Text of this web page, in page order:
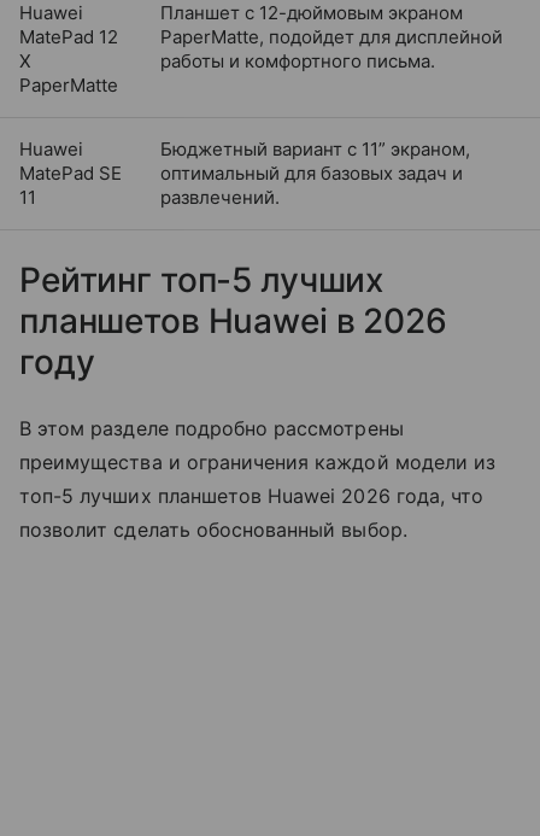
Huawei
MatePad 12
X
PaperMatte
Планшет с 12-дюймовым экраном
PaperMatte, подойдет для дисплейной
работы и комфортного письма.
Huawei
MatePad SE
11
Бюджетный вариант с 11” экраном,
оптимальный для базовых задач и
развлечений.
Рейтинг топ-5 лучших
планшетов Huawei в 2026
году
В этом разделе подробно рассмотрены
преимущества и ограничения каждой модели из
топ-5 лучших планшетов Huawei 2026 года, что
позволит сделать обоснованный выбор.